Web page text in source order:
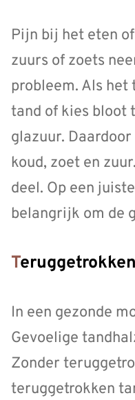
Pijn bij het eten
zuurs of zoets
probleem. Als het
tand of kies bloot
glazuur.
koud, zoet en
deel. Op een
belangrijk om de
In een gezonde
Gevoelige
Zonder
teruggetrokken